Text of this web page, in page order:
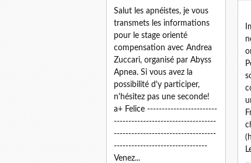
Salut les apnéistes, je vous
transmets les informations
pour le stage orienté
compensation avec Andrea
Zuccari, organisé par Abyss
Apnea. Si vous avez la
possibilité d'y participer,
n'hésitez pas une seconde!
a+ Felice ------------------------
-----------------------------------
-----------------------------------
--------------------------------
Venez...